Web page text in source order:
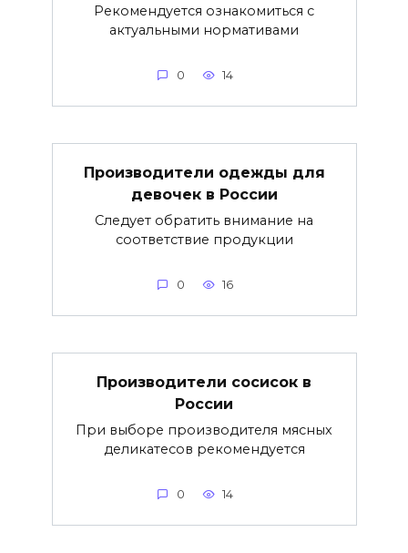
Рекомендуется ознакомиться с
актуальными нормативами
0 14
Производители одежды для
девочек в России
Следует обратить внимание на
соответствие продукции
0 16
Производители сосисок в
России
При выборе производителя мясных
деликатесов рекомендуется
0 14